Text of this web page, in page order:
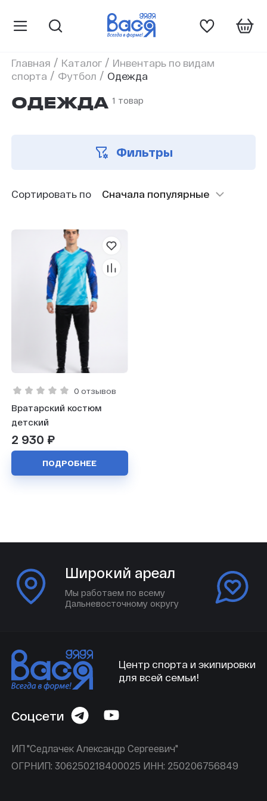
Главная / Каталог/ Инвентарь по видам
спорта / Футбол / Одежда
ОДЕЖДА 1 товар
Фильтры
Сортировать по Сначала популярные
0 отзывов
Вратарский костюм
детский
2 930 ₽
ПОДРОБНЕЕ
Широкий ареал
Мы работаем по всему
Дальневосточному округу
Центр спорта и экипировки
для всей семьи!
ИП "Седлачек Александр Сергеевич"
ОГРНИП: 306250218400025 ИНН: 250206756849
Соцсети